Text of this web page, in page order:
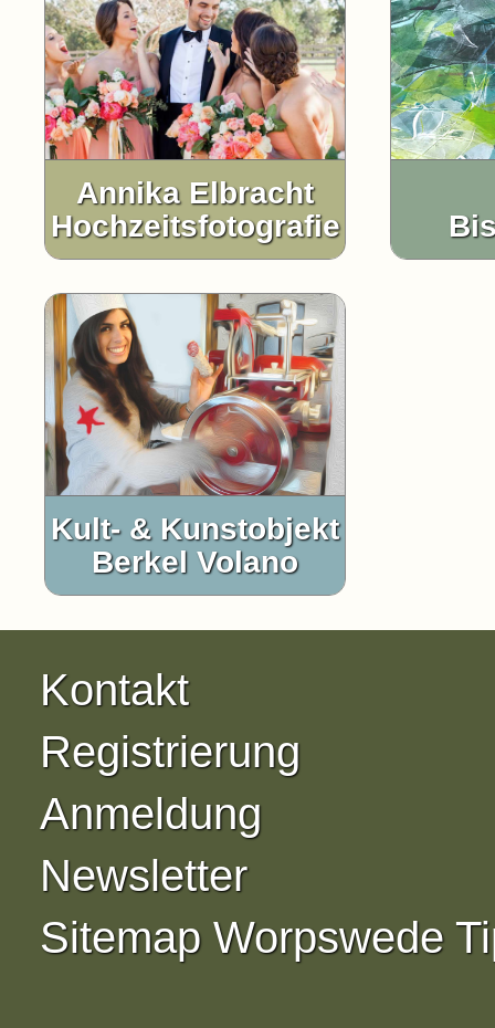
Annika Elbracht
Hochzeitsfotografie
Kult- & Kunstobjekt
Berkel Volano
Kontakt
Registrierung
Anmeldung
Newsletter
Sitemap Worpswede